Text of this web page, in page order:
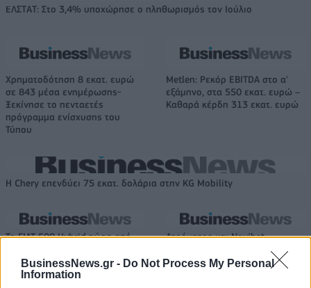
BusinessNews.gr - Do Not Process My Personal
Information
ΕΛΣΤΑΤ: Στο 3,4% υποχώρησε ο πληθωρισμός τον Ιούλιο
Χρηματοδότηση 8 εκατ. ευρώ
σε 843 μέσα ενημέρωσης-
Ξεκίνησε το πενταετές
πρόγραμμα ενίσχυσης του
Τύπου
Metlen: Ρεκόρ EBITDA στο α'
εξάμηνο, στα 550 εκατ. ευρώ –
Καθαρά κέρδη 313 εκατ. ευρώ
Η Chery επενδύει 75 εκατ. δολάρια στην KG Mobility
Το FIAT 500 Hybrid τώρα από
Ατρόμητος και Novibet
συνεχίζουν μαζί: Ανανέωση της
συνεργασίας τους μέχρι το